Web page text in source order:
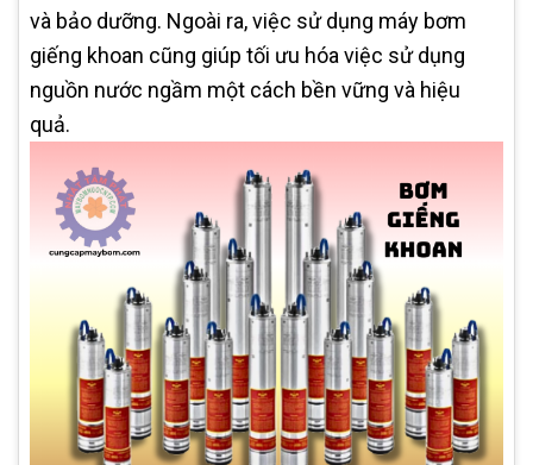
và bảo dưỡng. Ngoài ra, việc sử dụng máy bơm
giếng khoan cũng giúp tối ưu hóa việc sử dụng
nguồn nước ngầm một cách bền vững và hiệu
quả.